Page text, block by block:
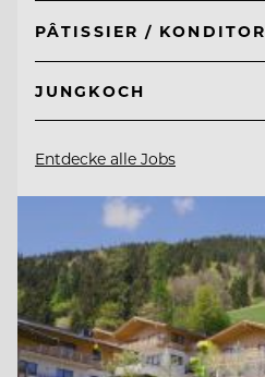
PÂTISSIER / KONDITOR
JUNGKOCH
Entdecke alle Jobs